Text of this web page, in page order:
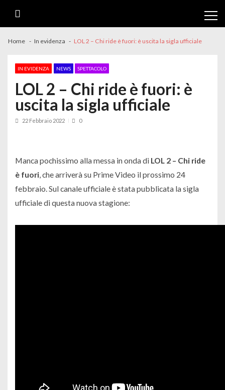
Home In evidenza LOL 2 – Chi ride è fuori: è uscita la sigla ufficiale
IN EVIDENZA NEWS SPETTACOLO
LOL 2 – Chi ride è fuori: è
uscita la sigla ufficiale
22 Febbraio 2022 0
Manca pochissimo alla messa in onda di LOL 2 – Chi ride
è fuori, che arriverà su Prime Video il prossimo 24
febbraio. Sul canale ufficiale è stata pubblicata la sigla
ufficiale di questa nuova stagione: